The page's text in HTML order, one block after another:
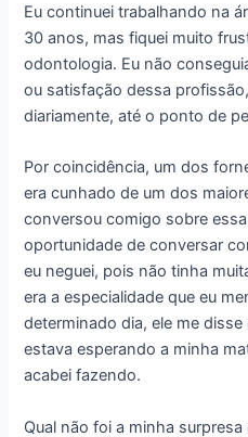
Eu continuei trabalhando na
30 anos, mas fiquei muito
odontologia. Eu não
ou satisfação dessa
diariamente, até o ponto de
Por coincidência, um dos
era cunhado de um dos
conversou comigo sobre
oportunidade de conversar
eu neguei, pois não tinha
era a especialidade que eu
determinado dia, ele me
estava esperando a minha
acabei fazendo.
Qual não foi a minha